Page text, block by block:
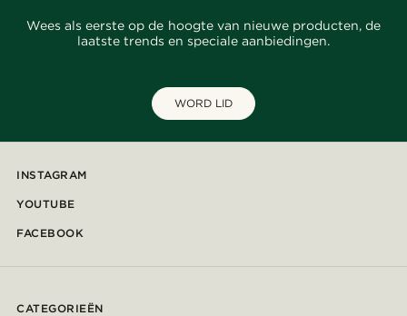
Wees als eerste op de hoogte van nieuwe producten, de
laatste trends en speciale aanbiedingen.
WORD LID
INSTAGRAM
YOUTUBE
FACEBOOK
CATEGORIEËN